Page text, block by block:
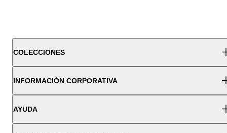
COLECCIONES
INFORMACIÓN CORPORATIVA
AYUDA